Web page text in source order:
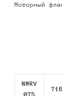
Моторный
NMRV
075